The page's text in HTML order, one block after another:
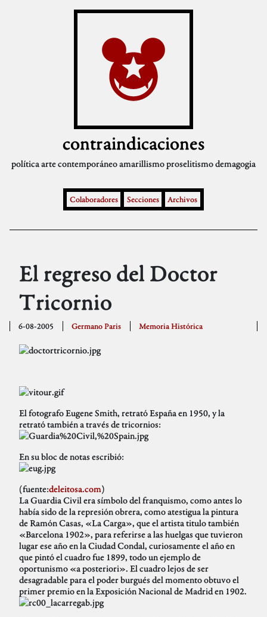
contraindicaciones
políticaarte contemporáneoamarillismoproselitismodemagogia
Colaboradores Secciones Archivos
El regreso del Doctor
Tricornio
6-08-2005 Germano Paris Memoria Histórica
El fotografo Eugene Smith, retrató España en 1950, y la
retrató también a través de tricornios:
En su bloc de notas escribió:
(fuente:deleitosa.com)
La Guardia Civil era símbolo del franquismo, como antes lo
había sido de la represión obrera, como atestigua la pintura
de Ramón Casas, «La Carga», que el artista titulo también
«Barcelona 1902», para referirse a las huelgas que tuvieron
lugar ese año en la Ciudad Condal, curiosamente el año en
que pintó el cuadro fue 1899, todo un ejemplo de
oportunismo «a posteriori». El cuadro lejos de ser
desagradable para el poder burgués del momento obtuvo el
primer premio en la Exposición Nacional de Madrid en 1902.